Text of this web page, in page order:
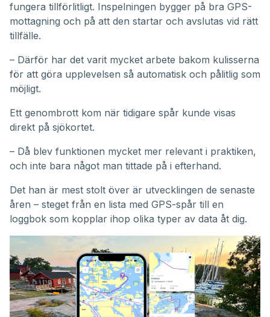
fungera tillförlitligt. Inspelningen bygger på bra GPS-
mottagning och på att den startar och avslutas vid rätt
tillfälle.
– Därför har det varit mycket arbete bakom kulisserna
för att göra upplevelsen så automatisk och pålitlig som
möjligt.
Ett genombrott kom när tidigare spår kunde visas
direkt på sjökortet.
– Då blev funktionen mycket mer relevant i praktiken,
och inte bara något man tittade på i efterhand.
Det han är mest stolt över är utvecklingen de senaste
åren – steget från en lista med GPS-spår till en
loggbok som kopplar ihop olika typer av data åt dig.